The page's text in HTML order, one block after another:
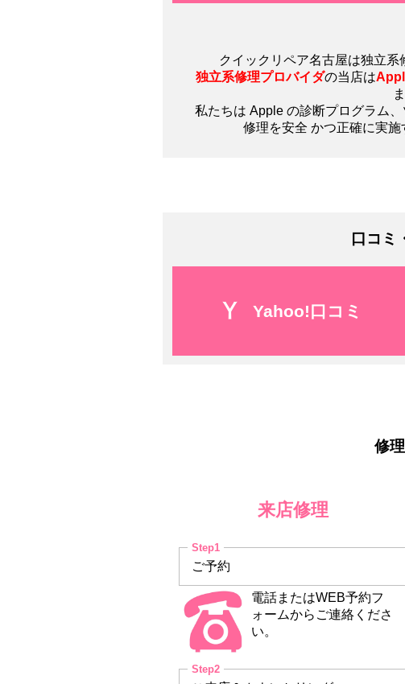
クイックリペア名古屋は独立系
独立系修理プロバイダの当店は
私たちは Apple の診断プログラム
修理を安全 かつ正確に実施
口コミ
Yahoo!口コミ
修
来店修理
ご予約
電話またはWEB予約フ
ォームからご連絡くださ
い。